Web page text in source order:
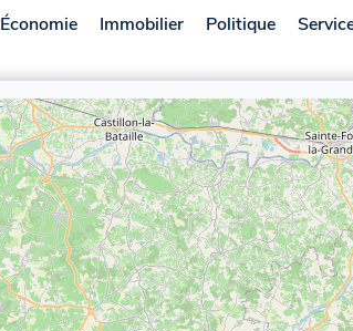
Économie Immobilier Politique